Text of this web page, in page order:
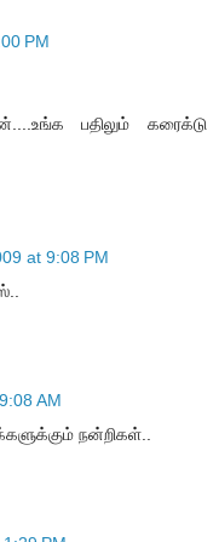
PM
பதிலும் கரைக்டு
at 9:08 PM
AM
நன்றிகள்..